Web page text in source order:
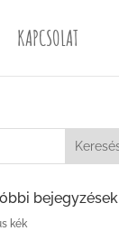
KAPCSOLAT
bejegyzések
kék